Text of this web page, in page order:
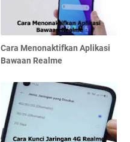
Cara Menonaktifkan Aplikasi
Bawaan Realme